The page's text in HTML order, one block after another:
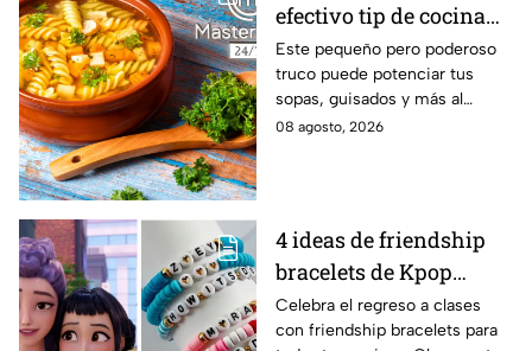
efectivo tip de cocina
de las abuelas para
darle sabor extra al
caldillo
Este pequeño pero poderoso
truco puede potenciar tus
sopas, guisados y más al
máximo.
08 agosto, 2026
4 ideas de friendship
bracelets de Kpop
Demon Hunters para
intercambiar con tus
Celebra el regreso a clases
con friendship bracelets para